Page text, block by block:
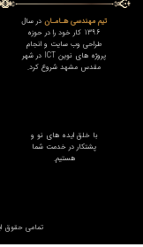
تیم مهندسی هـامـان در سال
1396 کار خود را در حوزه
طراحی وب سایت و انجام
پروژه های نوین ICT در شهر
مقدس مشهد شروع کرد.
با خلق ایده های نو و
پشتکار در خدمت شما
هستیم.
تمامی حقوق